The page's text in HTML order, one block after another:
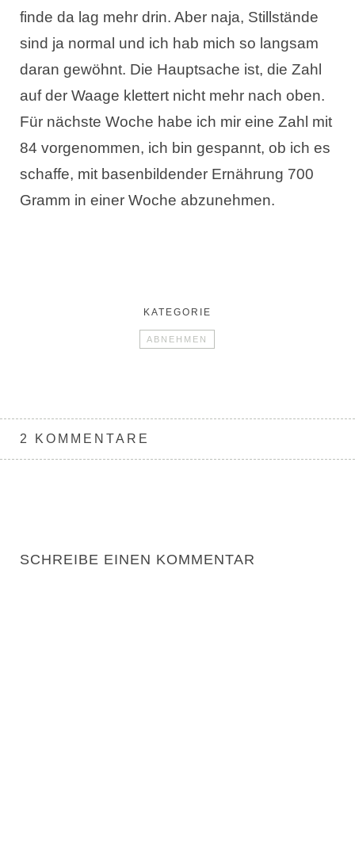
finde da lag mehr drin. Aber naja, Stillstände
sind ja normal und ich hab mich so langsam
daran gewöhnt. Die Hauptsache ist, die Zahl
auf der Waage klettert nicht mehr nach oben.
Für nächste Woche habe ich mir eine Zahl mit
84 vorgenommen, ich bin gespannt, ob ich es
schaffe, mit basenbildender Ernährung 700
Gramm in einer Woche abzunehmen.
KATEGORIE
ABNEHMEN
2 KOMMENTARE
SCHREIBE EINEN KOMMENTAR